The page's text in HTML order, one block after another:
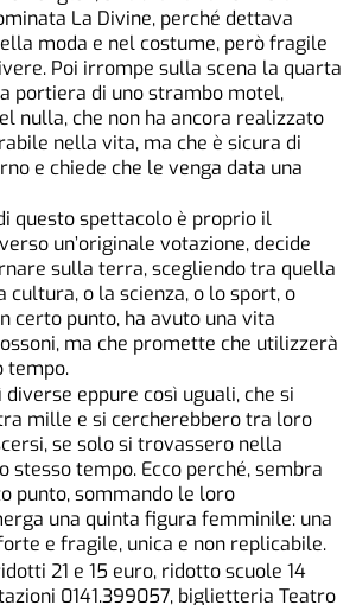
La Divine, perché dettava
moda e nel costume, però fragile
Poi irrompe sulla scena la quarta
portiera di uno strambo motel,
nulla, che non ha ancora realizzato
nella vita, ma che è sicura di
e chiede che le venga data una
questo spettacolo è proprio il
un’originale votazione, decide
sulla terra, scegliendo tra quella
cultura, o la scienza, o lo sport, o
certo punto, ha avuto una vita
ma che promette che utilizzerà
tempo.
eppure così uguali, che si
mille e si cercherebbero tra loro
se solo si trovassero nella
stesso tempo. Ecco perché, sembra
punto, sommando le loro
una quinta figura femminile: una
e fragile, unica e non replicabile.
21 e 15 euro, ridotto scuole 14
0141.399057, biglietteria Teatro